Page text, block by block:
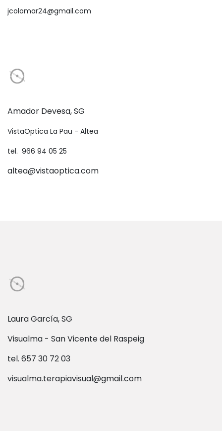
jcolomar24@gmail.com
Amador Devesa, SG
VistaOptica La Pau - Altea
tel. 966 94 05 25
altea@vistaoptica.com
Laura García, SG
Visualma - San Vicente del Raspeig
tel. 657 30 72 03
visualma.terapiavisual@gmail.com